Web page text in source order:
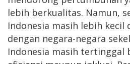
lebih berkualitas. Namun,
Indonesia masih lebih kecil
dengan negara-negara
Indonesia masih tertinggal